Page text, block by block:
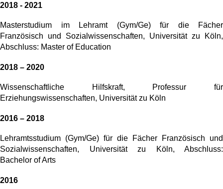
2018 - 2021
Masterstudium im Lehramt (Gym/Ge) für die Fächer
Französisch und Sozialwissenschaften, Universität zu Köln,
Abschluss: Master of Education
2018 – 2020
Wissenschaftliche Hilfskraft, Professur für
Erziehungswissenschaften, Universität zu Köln
2016 – 2018
Lehramtsstudium (Gym/Ge) für die Fächer Französisch und
Sozialwissenschaften, Universität zu Köln, Abschluss:
Bachelor of Arts
2016